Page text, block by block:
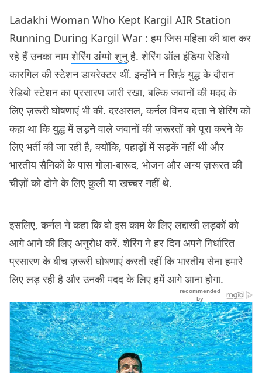
Ladakhi Woman Who Kept Kargil AIR Station
Running During Kargil War : हम जिस महिला की बात कर
रहे हैं उनका नामशेरिंग अंग्मो शुनुहै. शेरिंग ऑल इंडिया रेडियो
कारगिल की स्टेशन डायरेक्टर थीं. इन्होंने न सिर्फ़ युद्ध के दौरान
रेडियो स्टेशन का प्रसारण जारी रखा, बल्कि जवानों की मदद के
लिए ज़रूरी घोषणाएं भी की. दरअसल, कर्नल विनय दत्ता ने शेरिंग को
कहा था कि युद्ध में लड़ने वाले जवानों की ज़रूरतों को पूरा करने के
लिए भर्ती की जा रही है, क्योंकि, पहाड़ों में सड़कें नहीं थी और
भारतीय सैनिकों के पास गोला-बारूद, भोजन और अन्य ज़रूरत की
चीज़ों को ढोने के लिए कुली या खच्चर नहीं थे.
इसलिए, कर्नल ने कहा कि वो इस काम के लिए लद्दाखी लड़कों को
आगे आने की लिए अनुरोध करें. शेरिंग ने हर दिन अपने निर्धारित
प्रसारण के बीच ज़रूरी घोषणाएं करती रहीं कि भारतीय सेना हमारे
लिए लड़ रही है और उनकी मदद के लिए हमें आगे आना होगा.